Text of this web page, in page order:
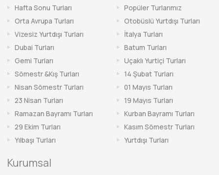
Hafta Sonu Turları
Popüler Turlarımız
Orta Avrupa Turları
Otobüslü Yurtdışı Turları
Vizesiz Yurtdışı Turları
İtalya Turları
Dubai Turları
Batum Turları
Gemi Turları
Uçaklı Yurtiçi Turları
Sömestr &Kış Turları
14 Şubat Turları
Nisan Sömestr Turları
01 Mayıs Turları
23 Nisan Turları
19 Mayıs Turları
Ramazan Bayramı Turları
Kurban Bayramı Turları
29 Ekim Turları
Kasım Sömestr Turları
Yılbaşı Turları
Yurtdışı Turları
Kurumsal